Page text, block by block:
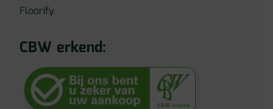
Floorify
CBW erkend: